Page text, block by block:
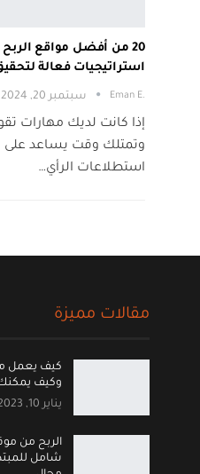
20 من أفضل مواقع
استراتيجيات فعالة
.Eman E سبتمبر 20, 2024
إذا كانت لديك مهارات
وتمتلك وقت يساعد على
استطلاعات الرأي…
مقالات مميزة
كيف يعمل
وكيف يمكنك
يناير 10, 2023
شامل